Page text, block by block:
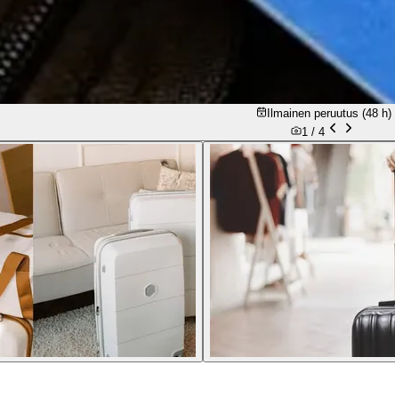
Ilmainen peruutus (48 h)
1 / 4